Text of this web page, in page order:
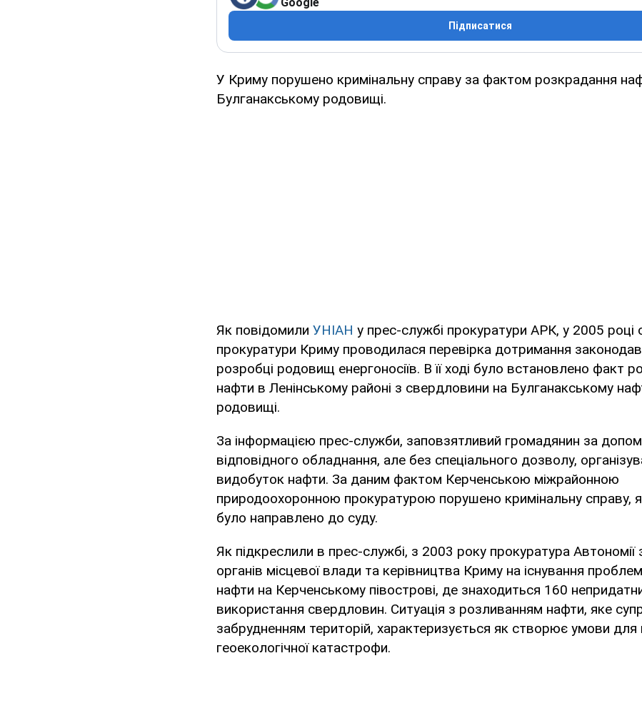
Підписатися
У Криму порушено кримінальну справу за фактом розкрадання
Булганакському родовищі.
Як повідомили УНІАН у прес-службі прокуратури АРК, у 2005 році
прокуратури Криму проводилася перевірка дотримання
розробці родовищ енергоносіїв. В її ході було встановлено факт
нафти в Ленінському районі з свердловини на Булганакському
родовищі.
За інформацією прес-служби, заповзятливий громадянин за
відповідного обладнання, але без спеціального дозволу,
видобуток нафти. За даним фактом Керченською міжрайонною
природоохоронною прокуратурою порушено кримінальну справу,
було направлено до суду.
Як підкреслили в прес-службі, з 2003 року прокуратура Автономії
органів місцевої влади та керівництва Криму на існування
нафти на Керченському півострові, де знаходиться 160
використання свердловин. Ситуація з розливанням нафти, яке
забрудненням територій, характеризується як створює умови для
геоекологічної катастрофи.